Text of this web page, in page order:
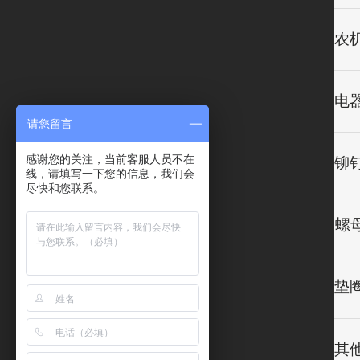
螺
请您留言
感谢您的关注，当前客服人员不在
线，请填写一下您的信息，我们会
尽快和您联系。